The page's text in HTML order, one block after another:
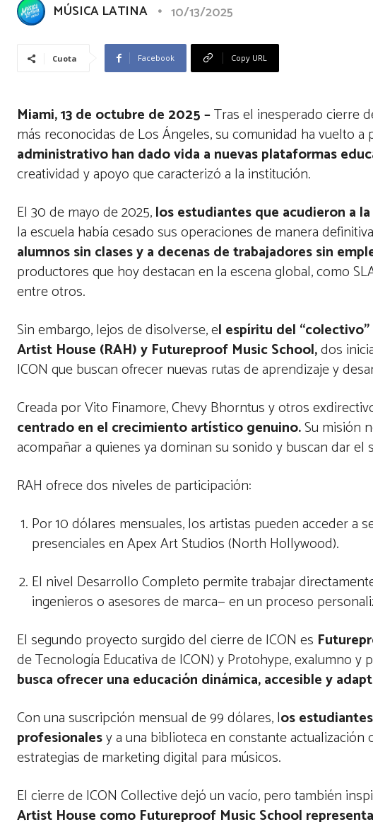
MÚSICA LATINA 10/13/2025
Cuota Facebook Copy URL
Miami, 13 de octubre de 2025 –Tras el inesperado cierre
más reconocidas de Los Ángeles, su comunidad ha vuelto a
administrativo han dado vida a nuevas plataformas
creatividad y apoyo que caracterizó a la institución.
El 30 de mayo de 2025,los estudiantes que acudieron a
la escuela había cesado sus operaciones de manera
alumnos sin clases y a decenas de trabajadores sin
productores que hoy destacan en la escena global, como
entre otros.
Sin embargo, lejos de disolverse, el espíritu del
Artist House (RAH) y Futureproof Music School,dos
ICON que buscan ofrecer nuevas rutas de aprendizaje y
Creada por Vito Finamore, Chevy Bhorntus y otros
centrado en el crecimiento artístico genuino.Su misión
acompañar a quienes ya dominan su sonido y buscan dar el
RAH ofrece dos niveles de participación:
Por 10 dólares mensuales, los artistas pueden acceder a
presenciales en Apex Art Studios (North Hollywood).
El nivel Desarrollo Completo permite trabajar
ingenieros o asesores de marca— en un proceso
El segundo proyecto surgido del cierre de ICON es
de Tecnología Educativa de ICON) y Protohype, exalumno
busca ofrecer una educación dinámica, accesible y
Con una suscripción mensual de 99 dólares, los
profesionalesy a una biblioteca en constante
estrategias de marketing digital para músicos.
El cierre de ICON Collective dejó un vacío, pero también
Artist House como Futureproof Music School